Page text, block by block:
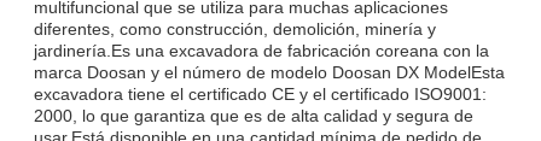
multifuncional que se utiliza para muchas aplicaciones
diferentes, como construcción, demolición, minería y
jardinería.Es una excavadora de fabricación coreana con la
marca Doosan y el número de modelo Doosan DX ModelEsta
excavadora tiene el certificado CE y el certificado ISO9001:
2000, lo que garantiza que es de alta calidad y segura de